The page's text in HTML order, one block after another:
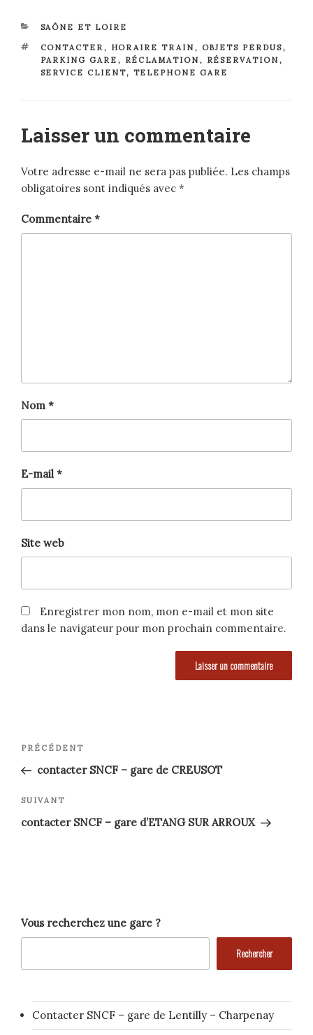
CATÉGORIES
SAÔNE ET LOIRE
ÉTIQUETTES
CONTACTER, HORAIRE TRAIN , OBJETS PERDUS,
PARKING GARE , RÉCLAMATION , RÉSERVATION ,
SERVICE CLIENT, TELEPHONE GARE
Laisser un commentaire
Votre adresse e-mail ne sera pas publiée. Les champs
obligatoires sont indiqués avec *
Commentaire *
Nom *
E-mail *
Site web
Enregistrer mon nom, mon e-mail et mon site
dans le navigateur pour mon prochain commentaire.
Navigation
de
l’article
Article
précédent
PRÉCÉDENT
contacter SNCF – gare de CREUSOT
Article
suivant
SUIVANT
contacter SNCF – gare d’ETANG SUR ARROUX
Vous recherchez une gare ?
Rechercher
Contacter SNCF – gare de Lentilly – Charpenay